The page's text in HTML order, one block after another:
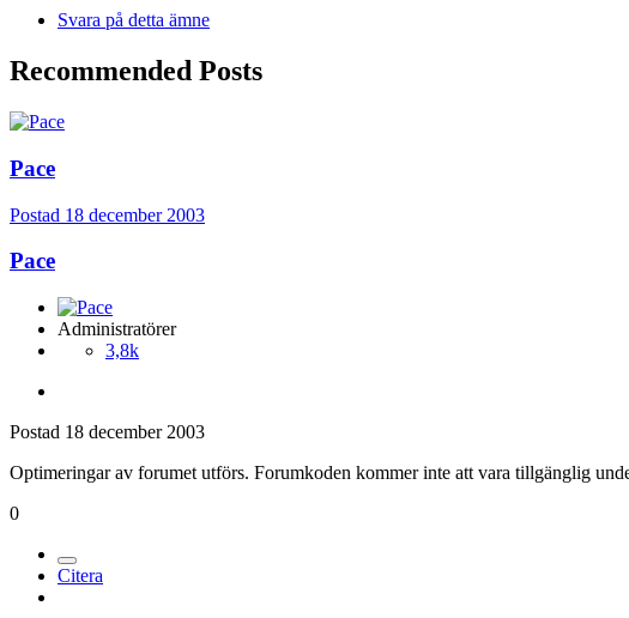
Svara på detta ämne
Recommended Posts
Pace
Postad 18 december 2003
Pace
Administratörer
3,8k
Postad 18 december 2003
Optimeringar av forumet utförs. Forumkoden kommer inte att vara tillgänglig
0
Citera